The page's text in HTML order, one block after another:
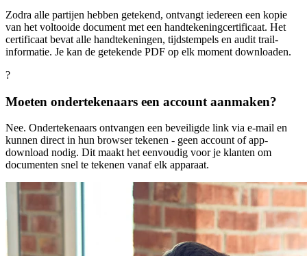
Zodra alle partijen hebben getekend, ontvangt iedereen een kopie
van het voltooide document met een handtekeningcertificaat. Het
certificaat bevat alle handtekeningen, tijdstempels en audit trail-
informatie. Je kan de getekende PDF op elk moment downloaden.
?
Moeten ondertekenaars een account aanmaken?
Nee. Ondertekenaars ontvangen een beveiligde link via e-mail en
kunnen direct in hun browser tekenen - geen account of app-
download nodig. Dit maakt het eenvoudig voor je klanten om
documenten snel te tekenen vanaf elk apparaat.